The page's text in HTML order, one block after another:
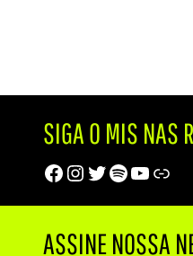
SIGA O MIS NAS
Facebook
Instagram
Twitter
Spotify
Trip
ASSINE NOSSA